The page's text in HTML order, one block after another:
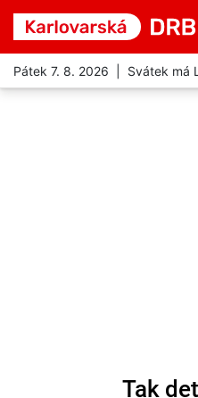
Pátek 7. 8. 2026 | Svátek má
Tak